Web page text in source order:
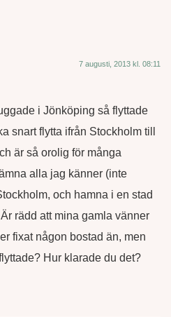
7 augusti, 2013 kl. 08:11
i Jönköping så flyttade
snart flytta ifrån Stockholm till
är så orolig för många
alla jag känner (inte
och hamna i en stad
rädd att mina gamla vänner
fixat någon bostad än, men
Hur klarade du det?